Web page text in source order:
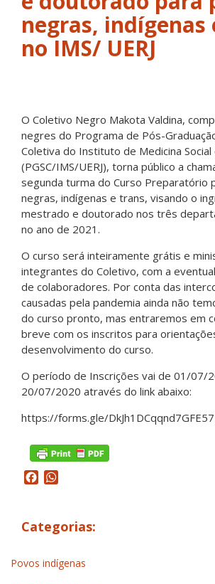
negras, indígenas
no IMS/ UERJ
O Coletivo Negro Makota Valdina,
negres do Programa de Pós-
Coletiva do Instituto de Medicina Social
(PGSC/IMS/UERJ), torna público a
segunda turma do Curso Preparatório
negras, indígenas e trans, visando o
mestrado e doutorado nos três
no ano de 2021.
O curso será inteiramente grátis e
integrantes do Coletivo, com a
de colaboradores. Por conta das
causadas pela pandemia ainda não
do curso pronto, mas entraremos em
breve com os inscritos para
desenvolvimento do curso.
O período de Inscrições vai de 01/07/
20/07/2020 através do link abaixo:
https://forms.gle/DkJh1DCqqnd7GFE57
Facebook
Categorias:
Povos indígenas